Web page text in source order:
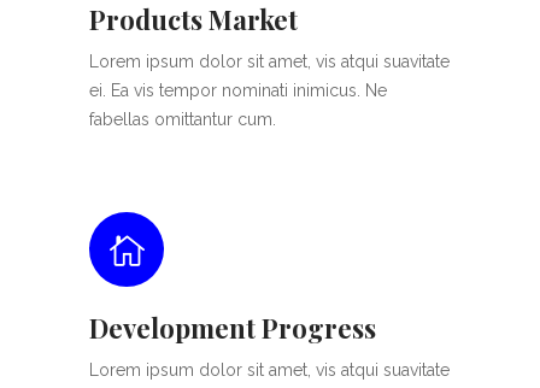
Products Market
Lorem ipsum dolor sit amet, vis atqui suavitate
ei. Ea vis tempor nominati inimicus. Ne
fabellas omittantur cum.
Development Progress
Lorem ipsum dolor sit amet, vis atqui suavitate